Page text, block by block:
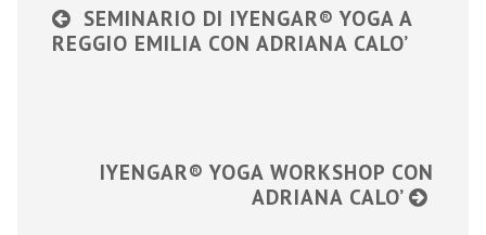
SEMINARIO DI IYENGAR® YOGA A
REGGIO EMILIA CON ADRIANA CALO’
IYENGAR® YOGA WORKSHOP CON
ADRIANA CALO’